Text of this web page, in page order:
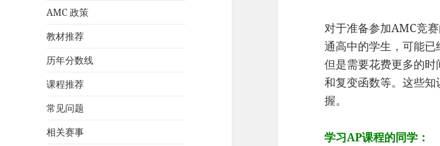
AMC 政策
教材推荐
历年分数线
课程推荐
常见问题
相关赛事
对于准备参加AMC竞
通高中的学生，可能已
但是需要花费更多的
和复变函数等。这些
握。
学习AP课程的同学：